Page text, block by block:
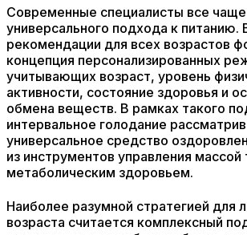
Современные специалисты все
универсального подхода к питанию.
рекомендации для всех возрастов
концепция персонализированных
учитывающих возраст, уровень
активности, состояние здоровья и
обмена веществ. В рамках такого
интервальное голодание
универсальное средство
из инструментов управления массой
метаболическим здоровьем.
Наиболее разумной стратегией для
возраста считается комплексный